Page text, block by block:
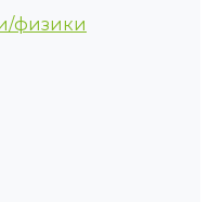
физики